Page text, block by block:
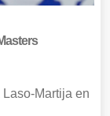
Martija en